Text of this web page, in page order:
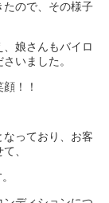
たので、その様子
娘さんもバイロ
いました。
！！
っており、お客
、